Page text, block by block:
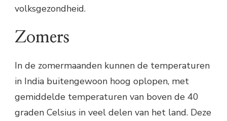
volksgezondheid.
Zomers
In de zomermaanden kunnen de temperaturen
in India buitengewoon hoog oplopen, met
gemiddelde temperaturen van boven de 40
graden Celsius in veel delen van het land. Deze